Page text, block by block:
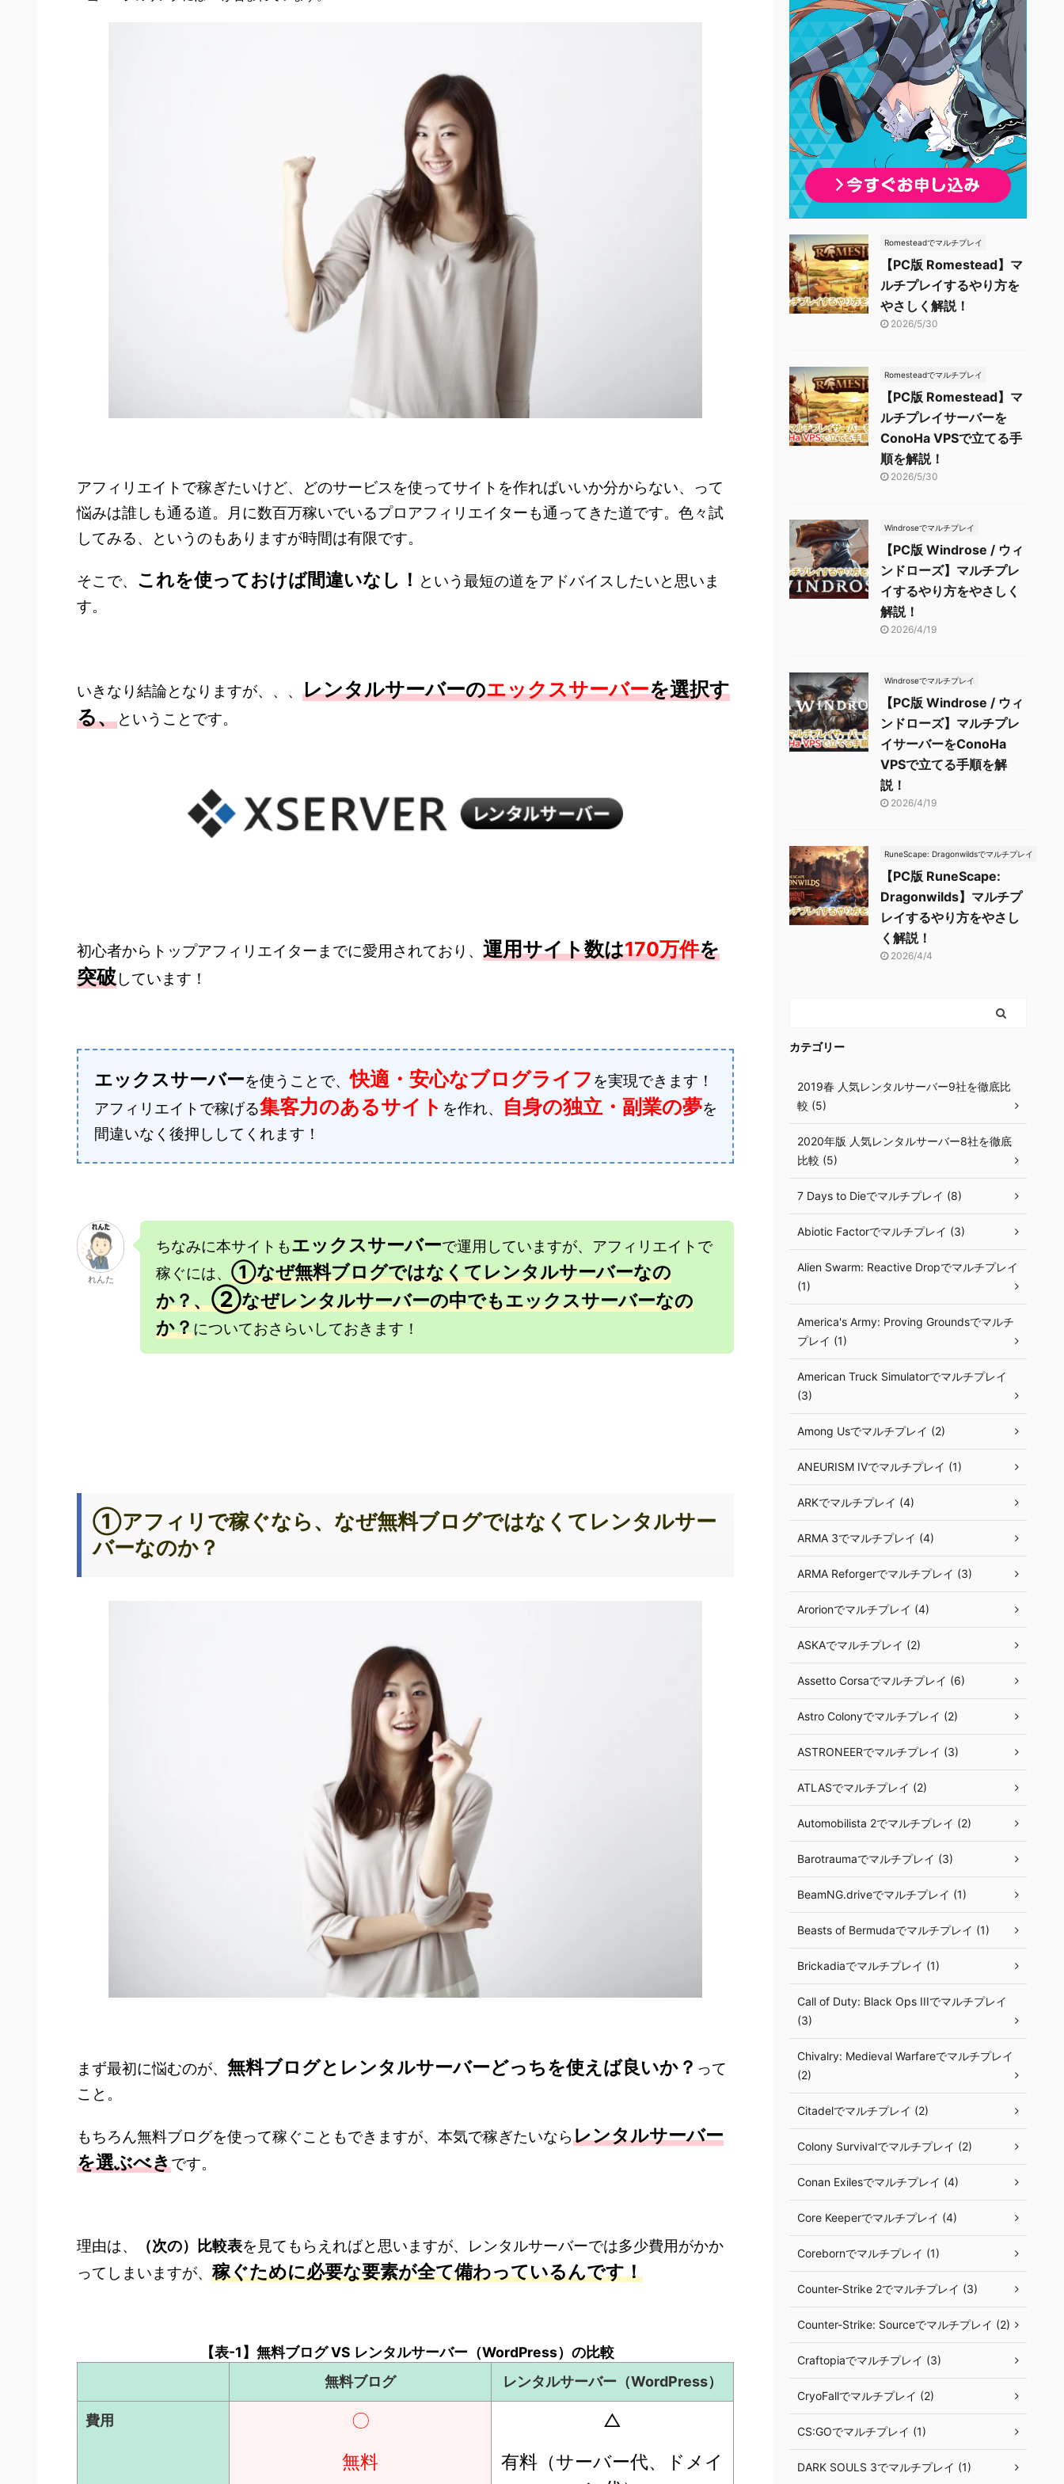
アフィリエイトで稼ぎたいけど、どのサービスを使ってサイトを作ればいいか分からない、って
悩みは誰しも通る道。月に数百万稼いでいるプロアフィリエイターも通ってきた道です。色々試
してみる、というのもありますが時間は有限です。
そこで、 これを使っておけば間違いなし！ という最短の道をアドバイスしたいと思いま
す。
いきなり結論となりますが、、、 レンタルサーバーのエックスサーバーを選択す
る、ということです。
初心者からトップアフィリエイターまでに愛用されており、 運用サイト数は170万件を
突破しています！
エックスサーバーを使うことで、快適・安心なブログライフ を実現できます！
アフィリエイトで稼げる集客力のあるサイト を作れ、 自身の独立・副業の夢を
間違いなく後押ししてくれます！
れんた
ちなみに本サイトもエックスサーバーで運用していますが、アフィリエイトで
稼ぐには、 ①なぜ無料ブログではなくてレンタルサーバーなの
か？、②なぜレンタルサーバーの中でもエックスサーバーなの
か？についておさらいしておきます！
①アフィリで稼ぐなら、なぜ無料ブログではなくてレンタルサー
バーなのか？
まず最初に悩むのが、 無料ブログとレンタルサーバーどっちを使えば良いか？ って
こと。
もちろん無料ブログを使って稼ぐこともできますが、本気で稼ぎたいならレンタルサーバー
を選ぶべきです。
理由は、 （次の）比較表を見てもらえればと思いますが、レンタルサーバーでは多少費用がかか
ってしまいますが、 稼ぐために必要な要素が全て備わっているんです！
【表-1】無料ブログ VS レンタルサーバー（WordPress）の比較
無料ブログ
レンタルサーバー（WordPress）
費用 〇
無料
△
有料（サーバー代、ドメイ
Romesteadでマルチプレイ
【PC版 Romestead】マ
ルチプレイするやり方を
やさしく解説！
2026/5/30
Romesteadでマルチプレイ
【PC版 Romestead】マ
ルチプレイサーバーを
ConoHa VPSで立てる手
順を解説！
2026/5/30
Windroseでマルチプレイ
【PC版 Windrose / ウィ
ンドローズ】マルチプレ
イするやり方をやさしく
解説！
2026/4/19
Windroseでマルチプレイ
【PC版 Windrose / ウィ
ンドローズ】マルチプレ
イサーバーをConoHa
VPSで立てる手順を解
説！
2026/4/19
RuneScape: Dragonwildsでマルチプレイ
【PC版 RuneScape:
Dragonwilds】マルチプ
レイするやり方をやさし
く解説！
2026/4/4
カテゴリー
2019春 人気レンタルサーバー9社を徹底比
較 (5)
2020年版 人気レンタルサーバー8社を徹底
比較 (5)
7 Days to Dieでマルチプレイ (8)
Abiotic Factorでマルチプレイ (3)
Alien Swarm: Reactive Dropでマルチプレイ
(1)
America's Army: Proving Groundsでマルチ
プレイ (1)
American Truck Simulatorでマルチプレイ
(3)
Among Usでマルチプレイ (2)
ANEURISM IVでマルチプレイ (1)
ARKでマルチプレイ (4)
ARMA 3でマルチプレイ (4)
ARMA Reforgerでマルチプレイ (3)
Arorionでマルチプレイ (4)
ASKAでマルチプレイ (2)
Assetto Corsaでマルチプレイ (6)
Astro Colonyでマルチプレイ (2)
ASTRONEERでマルチプレイ (3)
ATLASでマルチプレイ (2)
Automobilista 2でマルチプレイ (2)
Barotraumaでマルチプレイ (3)
BeamNG.driveでマルチプレイ (1)
Beasts of Bermudaでマルチプレイ (1)
Brickadiaでマルチプレイ (1)
Call of Duty: Black Ops IIIでマルチプレイ
(3)
Chivalry: Medieval Warfareでマルチプレイ
(2)
Citadelでマルチプレイ (2)
Colony Survivalでマルチプレイ (2)
Conan Exilesでマルチプレイ (4)
Core Keeperでマルチプレイ (4)
Corebornでマルチプレイ (1)
Counter-Strike 2でマルチプレイ (3)
Counter-Strike: Sourceでマルチプレイ (2)
Craftopiaでマルチプレイ (3)
CryoFallでマルチプレイ (2)
CS:GOでマルチプレイ (1)
DARK SOULS 3でマルチプレイ (1)